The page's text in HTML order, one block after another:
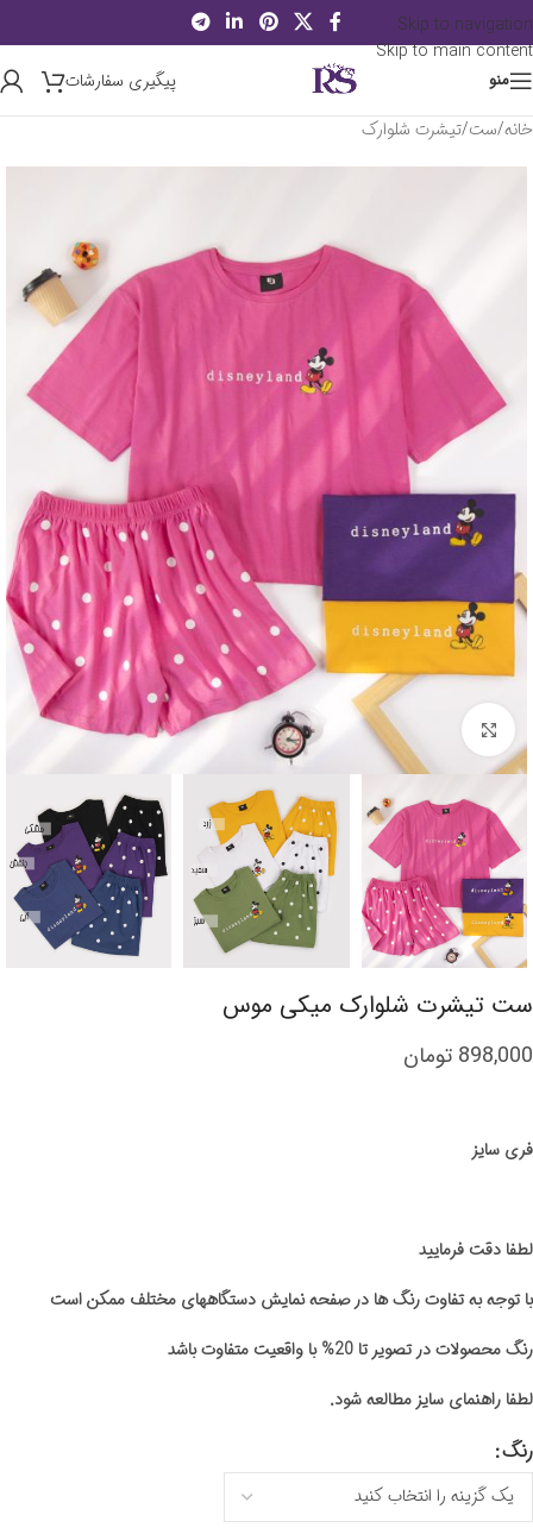
Skip to navigation
Skip to main content
منو
پیگیری سفارشات
خانه/ست/تیشرت شلوارک
برای بزرگنمایی کلیک کنید
ست تیشرت شلوارک میکی موس
898,000 تومان
فری سایز
لطفا دقت فرمایید
با توجه به تفاوت رنگ ها در صفحه نمایش دستگاههای مختلف ممکن است
رنگ محصولات در تصویر تا 20% با واقعیت متفاوت باشد
لطفا راهنمای سایز مطالعه شود.
رنگ